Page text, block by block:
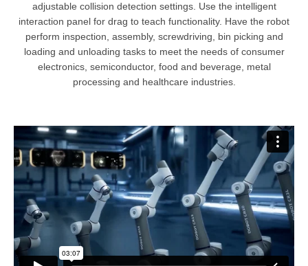
adjustable collision detection settings. Use the intelligent
interaction panel for drag to teach functionality. Have the robot
perform inspection, assembly, screwdriving, bin picking and
loading and unloading tasks to meet the needs of consumer
electronics, semiconductor, food and beverage, metal
processing and healthcare industries.